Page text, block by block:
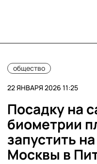
общество
22 ЯНВАРЯ 2026 11:25
Посадку на
биометрии
запустить
Москвы в